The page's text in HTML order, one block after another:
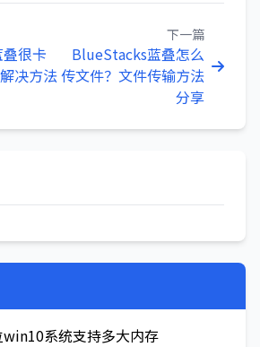
很卡
决方法
下一篇
BlueStacks蓝叠怎么
传文件？文件传输方法
分享
系统支持多大内存